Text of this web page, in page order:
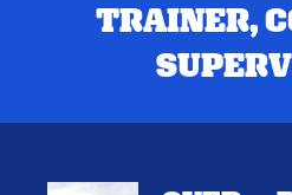
TRAINER,